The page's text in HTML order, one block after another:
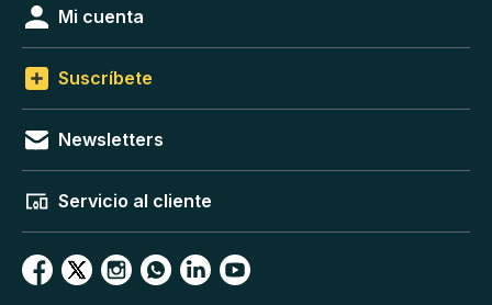
Mi cuenta
Suscríbete
Newsletters
Servicio al cliente